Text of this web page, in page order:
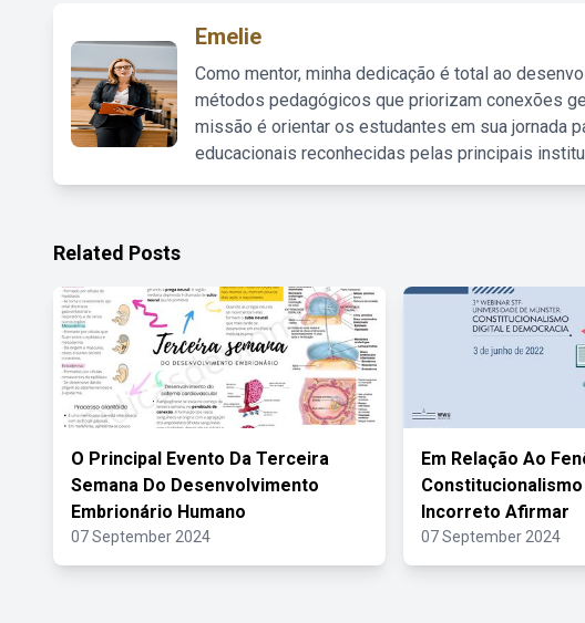
Emelie
Como mentor, minha dedicação é total ao
métodos pedagógicos que priorizam conexões
missão é orientar os estudantes em sua jornada
educacionais reconhecidas pelas principais
Related Posts
O Principal Evento Da Terceira
Semana Do Desenvolvimento
Embrionário Humano
07 September 2024
Em Relação Ao
Incorreto Afirmar
07 September 2024